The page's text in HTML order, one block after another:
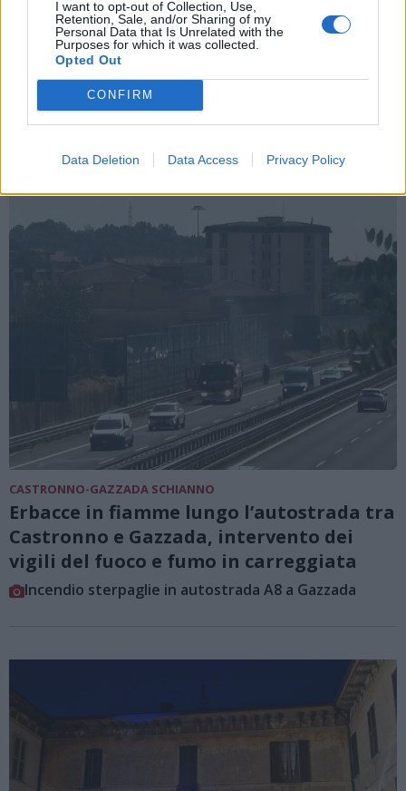
I want to opt-out of Collection, Use,
Retention, Sale, and/or Sharing of my
Personal Data that Is Unrelated with the
Purposes for which it was collected.
Opted Out
CONFIRM
Data Deletion Data Access Privacy Policy
GAZZADA SCHIANNO
Incidente a Gazzada sulla strada per
Brunello, due persone soccorse
CASTRONNO-GAZZADA SCHIANNO
Erbacce in fiamme lungo l’autostrada tra
Castronno e Gazzada, intervento dei
vigili del fuoco e fumo in carreggiata
Incendio sterpaglie in autostrada A8 a Gazzada